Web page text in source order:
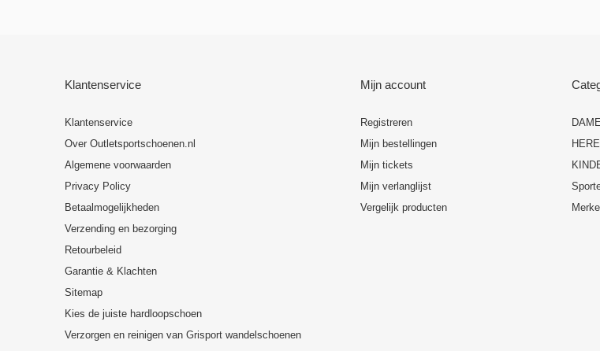
Klantenservice
Klantenservice
Over Outletsportschoenen.nl
Algemene voorwaarden
Privacy Policy
Betaalmogelijkheden
Verzending en bezorging
Retourbeleid
Garantie & Klachten
Sitemap
Kies de juiste hardloopschoen
Verzorgen en reinigen van Grisport wandelschoenen
Mijn account
Registreren
Mijn bestellingen
Mijn tickets
Mijn verlanglijst
Vergelijk producten